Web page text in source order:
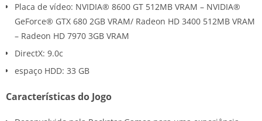
Placa de vídeo: NVIDIA® 8600 GT 512MB VRAM – NVIDIA®
GeForce® GTX 680 2GB VRAM/ Radeon HD 3400 512MB VRAM
– Radeon HD 7970 3GB VRAM
DirectX: 9.0c
espaço HDD: 33 GB
Características do Jogo